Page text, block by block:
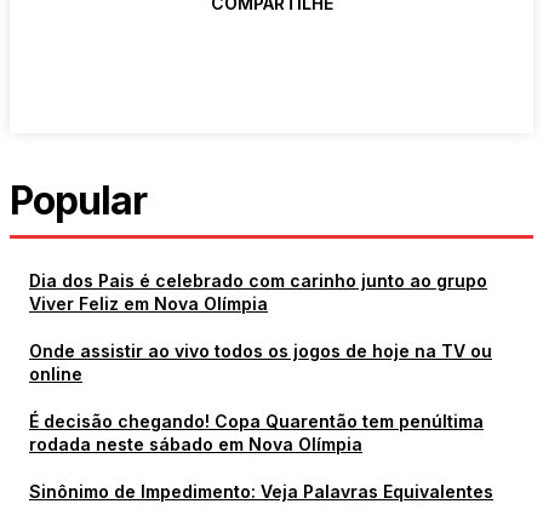
Popular
Dia dos Pais é celebrado com carinho junto ao grupo
Viver Feliz em Nova Olímpia
Onde assistir ao vivo todos os jogos de hoje na TV ou
online
É decisão chegando! Copa Quarentão tem penúltima
rodada neste sábado em Nova Olímpia
Sinônimo de Impedimento: Veja Palavras Equivalentes